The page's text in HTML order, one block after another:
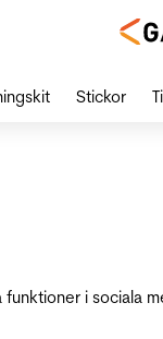
i
Stickor